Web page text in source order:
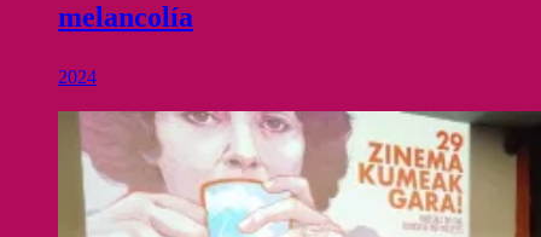
melancolía
2024